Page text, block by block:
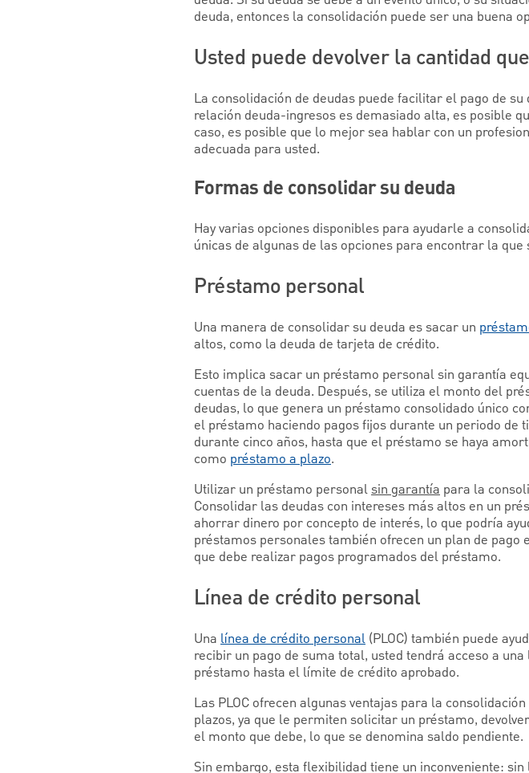
deuda, entonces la consolidación puede ser una buena
Usted puede devolver la cantidad
La consolidación de deudas puede facilitar el pago de
relación deuda-ingresos es demasiado alta, es posible
caso, es posible que lo mejor sea hablar con un
adecuada para usted.
Formas de consolidar su deuda
Hay varias opciones disponibles para ayudarle a
únicas de algunas de las opciones para encontrar la que
Préstamo personal
Una manera de consolidar su deuda es sacar un
altos, como la deuda de tarjeta de crédito.
Esto implica sacar un préstamo personal sin garantía
cuentas de la deuda. Después, se utiliza el monto del
deudas, lo que genera un préstamo consolidado único
el préstamo haciendo pagos fijos durante un periodo
durante cinco años, hasta que el préstamo se haya
como préstamo a plazo.
Utilizar un préstamo personalsin garantía para la
Consolidar las deudas con intereses más altos en un
ahorrar dinero por concepto de interés, lo que podría
préstamos personales también ofrecen un plan de
que debe realizar pagos programados del préstamo.
Línea de crédito personal
Una línea de crédito personal (PLOC) también puede
recibir un pago de suma total, usted tendrá acceso a
préstamo hasta el límite de crédito aprobado.
Las PLOC ofrecen algunas ventajas para la
plazos, ya que le permiten solicitar un préstamo,
el monto que debe, lo que se denomina saldo pendiente.
Sin embargo, esta flexibilidad tiene un inconveniente: